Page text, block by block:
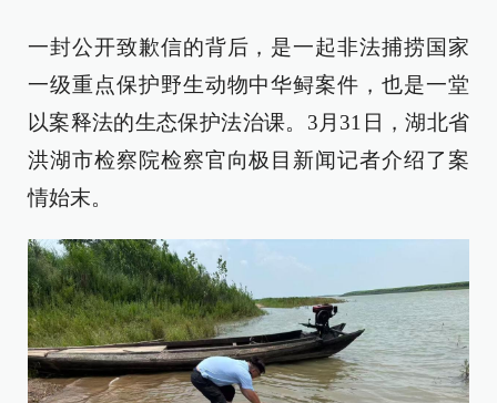
一封公开致歉信的背后，是一起非法捕捞国家
一级重点保护野生动物中华鲟案件，也是一堂
以案释法的生态保护法治课。3月31日，湖北省
洪湖市检察院检察官向极目新闻记者介绍了案
情始末。